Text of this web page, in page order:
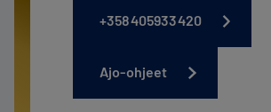
+358405933420
Ajo-ohjeet